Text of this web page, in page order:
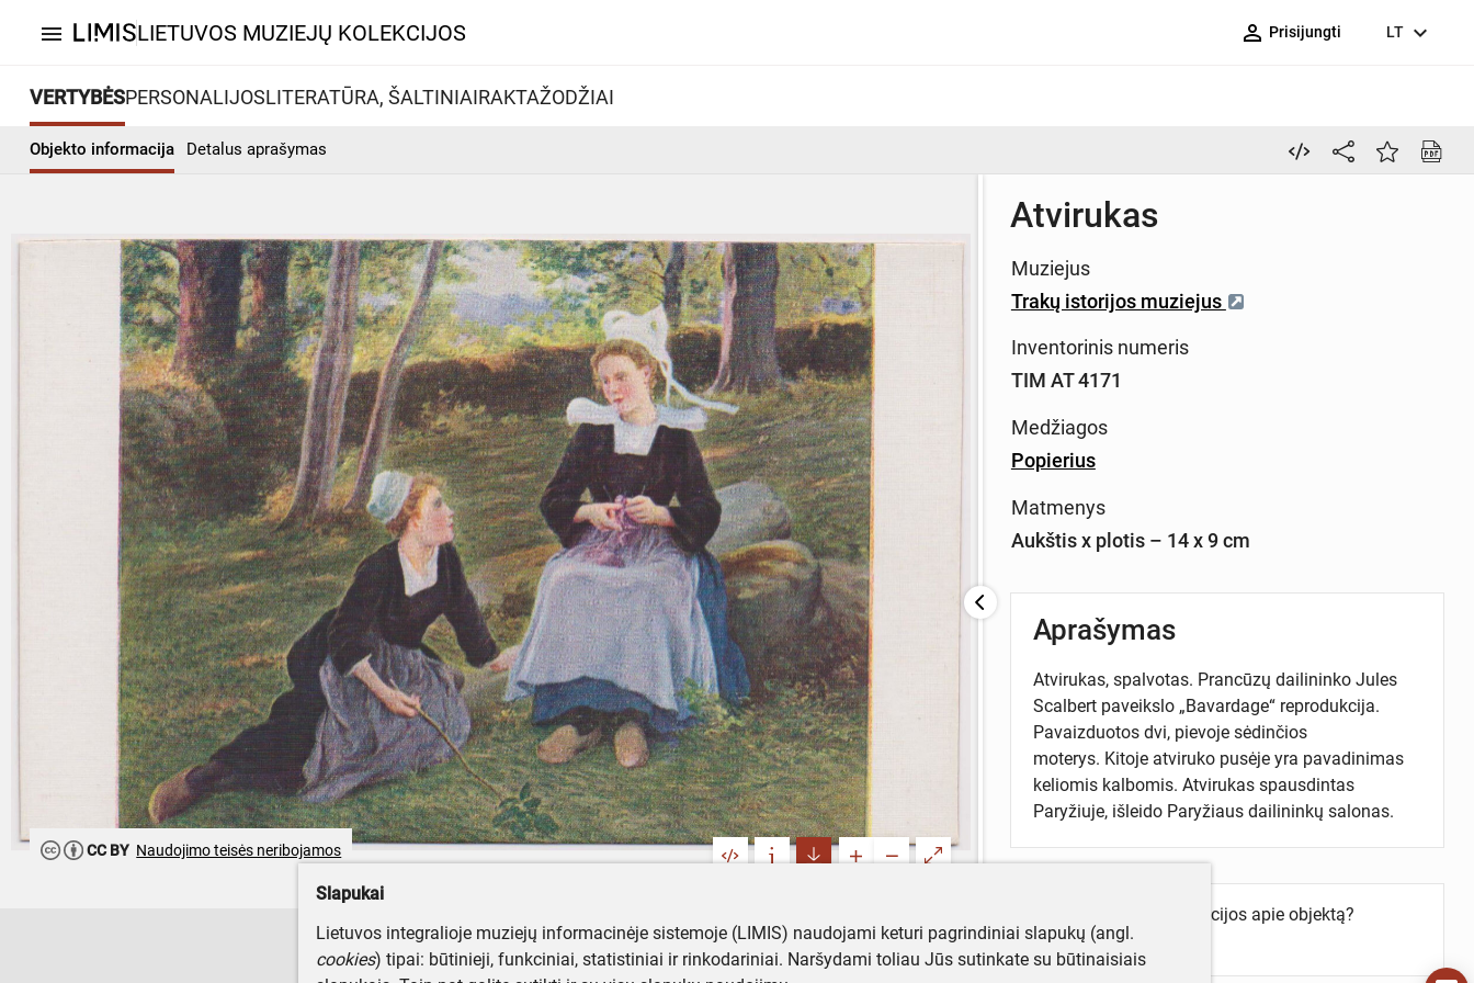
menu LIETUVOS MUZIEJŲ KOLEKCIJOS person_outline Prisijungti LT expand_more
VERTYBĖSPERSONALIJOSLITERATŪRA, ŠALTINIAIRAKTAŽODŽIAI
Objekto informacija Detalus aprašymas
CC BY Naudojimo teisės neribojamos
Atvirukas
Muziejus
Trakų istorijos muziejus
Inventorinis numeris
TIM AT 4171
Medžiagos
Popierius
Matmenys
Aukštis x plotis – 14 x 9 cm
Aprašymas
Atvirukas, spalvotas. Prancūzų dailininko Jules
Scalbert paveikslo „Bavardage“ reprodukcija.
Pavaizduotos dvi, pievoje sėdinčios
moterys. Kitoje atviruko pusėje yra pavadinimas
keliomis kalbomis. Atvirukas spausdintas
Paryžiuje, išleido Paryžiaus dailininkų salonas.
Turite daugiau informacijos apie objektą?
Parašykite mums!
Slapukai
Lietuvos integralioje muziejų informacinėje sistemoje (LIMIS) naudojami keturi pagrindiniai slapukų (angl.
cookies) tipai: būtinieji, funkciniai, statistiniai ir rinkodariniai. Naršydami toliau Jūs sutinkate su būtinaisiais